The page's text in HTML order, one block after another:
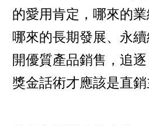
的愛用肯定，哪來的
哪來的長期發展、永
開優質產品銷售，追
獎金話術才應該是直銷